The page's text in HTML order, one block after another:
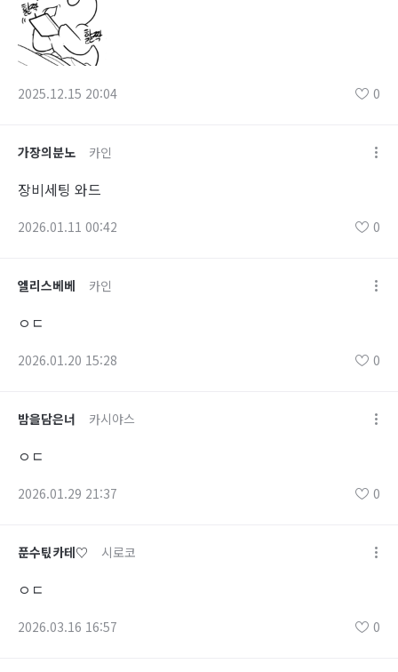
2025.12.15 20:04 0
가장의분노 카인
장비세팅 와드
2026.01.11 00:42 0
엘리스베베 카인
ㅇㄷ
2026.01.20 15:28 0
밤을담은너 카시야스
ㅇㄷ
2026.01.29 21:37 0
푼수틳카테♡ 시로코
ㅇㄷ
2026.03.16 16:57 0